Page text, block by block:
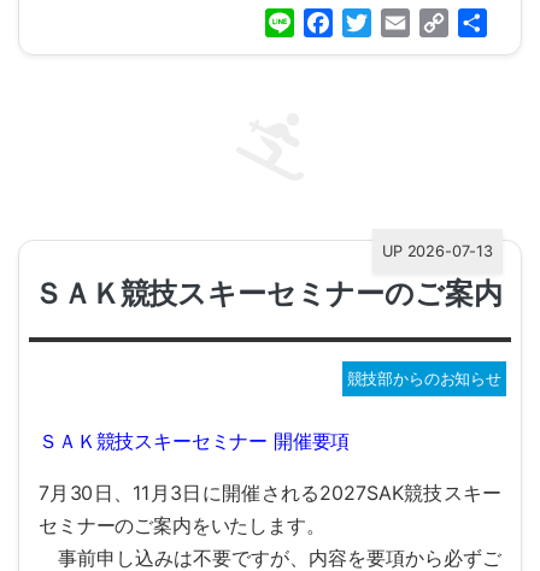
Line FacebookTwitterEmail Copy
Link有
ＳＡＫ競技スキーセミナーのご案内
UP 2026-07-13
競技部からのお知らせ
ＳＡＫ競技スキーセミナー 開催要項
7月30日、11月3日に開催される2027SAK競技スキー
セ ミナーのご案内をいたします。
事前申し込みは不要ですが、内容を要項から必ずご